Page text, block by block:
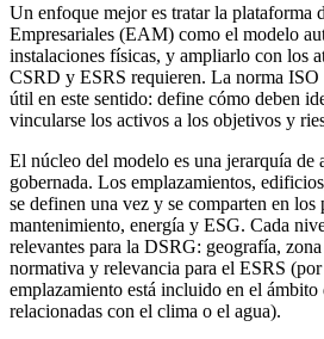
Un enfoque mejor es tratar la plataforma
Empresariales (EAM) como el modelo
instalaciones físicas, y ampliarlo con los
CSRD y ESRS requieren. La norma
útil en este sentido: define cómo deben
vincularse los activos a los objetivos y
El núcleo del modelo es una jerarquía de
gobernada. Los emplazamientos,
se definen una vez y se comparten en los
mantenimiento, energía y ESG. Cada
relevantes para la DSRG: geografía,
normativa y relevancia para el ESRS
emplazamiento está incluido en el
relacionadas con el clima o el agua).